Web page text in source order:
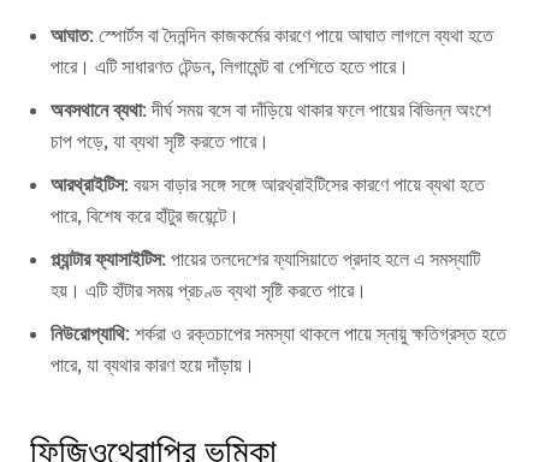
আঘাত: স্পোর্টস বা দৈনন্দিন কাজকর্মের কারণে পায়ে আঘাত লাগলে ব্যথা হতে
পারে। এটি সাধারণত টেন্ডন, লিগামেন্ট বা পেশিতে হতে পারে।
অবসথানে ব্যথা: দীর্ঘ সময় বসে বা দাঁড়িয়ে থাকার ফলে পায়ের বিভিন্ন অংশে
চাপ পড়ে, যা ব্যথা সৃষ্টি করতে পারে।
আরথ্রাইটিস: বয়স বাড়ার সঙ্গে সঙ্গে আরথ্রাইটিসের কারণে পায়ে ব্যথা হতে
পারে, বিশেষ করে হাঁটুর জয়েন্টে।
প্ল্যান্টার ফ্যাসাইটিস: পায়ের তলদেশের ফ্যাসিয়াতে প্রদাহ হলে এ সমস্যাটি
হয়। এটি হাঁটার সময় প্রচণ্ড ব্যথা সৃষ্টি করতে পারে।
নিউরোপ্যাথি: শর্করা ও রক্তচাপের সমস্যা থাকলে পায়ে স্নায়ু ক্ষতিগ্রস্ত হতে
পারে, যা ব্যথার কারণ হয়ে দাঁড়ায়।
ফিজিওথেরাপির ভূমিকা